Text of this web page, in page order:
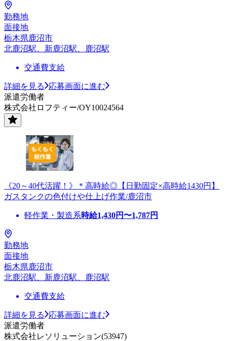
勤務地
面接地
栃木県鹿沼市
北鹿沼駅、新鹿沼駅、鹿沼駅
交通費支給
詳細を見る
応募画面に進む
派遣労働者
株式会社ロフティー/OY10024564
《20～40代活躍！》＊高時給◎【日勤固定×高時給1430円】
ガスタンクの色付けや仕上げ作業/鹿沼市
軽作業・製造系時給1,430円〜1,787円
勤務地
面接地
栃木県鹿沼市
北鹿沼駅、新鹿沼駅、鹿沼駅
交通費支給
詳細を見る
応募画面に進む
派遣労働者
株式会社レソリューション(53947)